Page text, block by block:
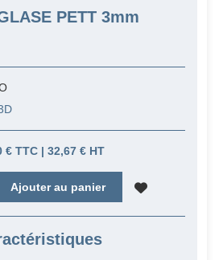
PETT 3mm
€ TTC | 32,67 € HT
Ajouter au panier